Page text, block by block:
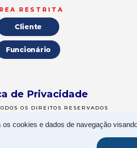
os cookies e dados de navegação
RESTRITA
Cliente
Funcionário
de Privacidade
OS DIREITOS RESERVADOS